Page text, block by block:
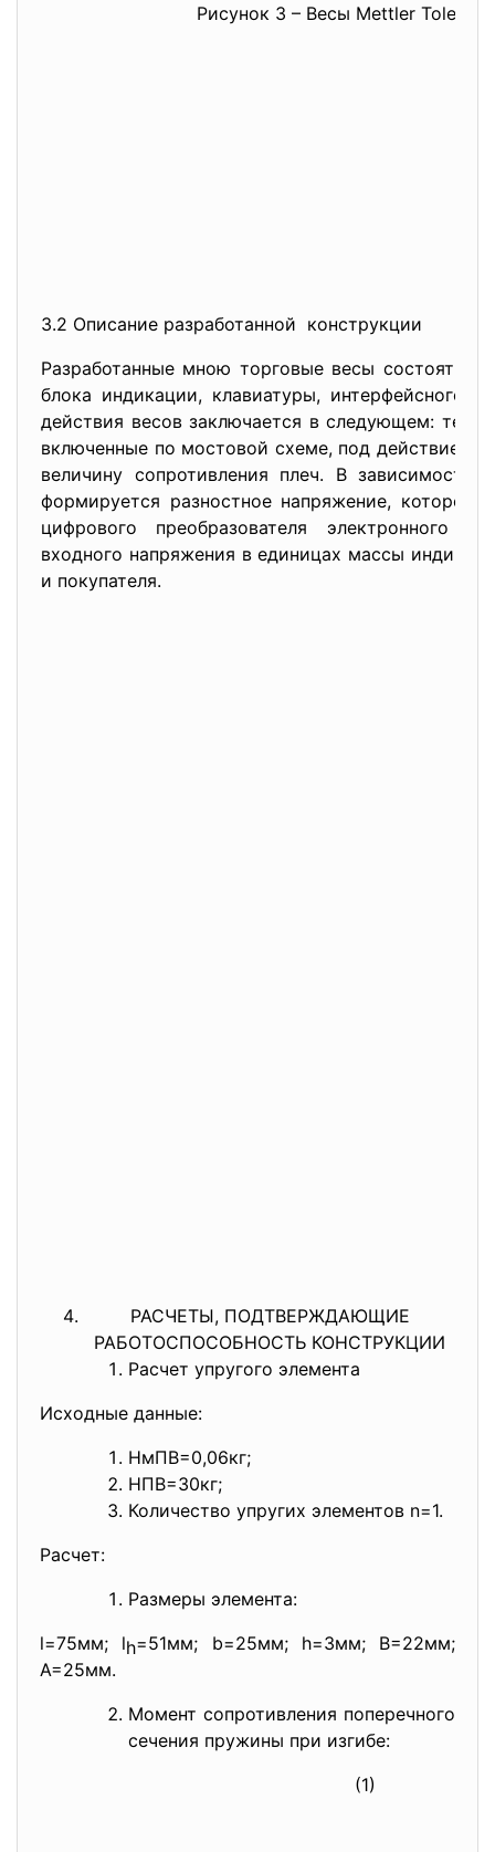
Рисунок 3 – Весы Mettler Toledo
3.2 Описание разработанной конструкции
Разработанные мною торговые весы состоят из
блока индикации, клавиатуры, интерфейсного
действия весов заключается в следующем:
включенные по мостовой схеме, под действием
величину сопротивления плеч. В зависимости
формируется разностное напряжение, которое
цифрового преобразователя электронного
входного напряжения в единицах массы
и покупателя.
РАСЧЕТЫ, ПОДТВЕРЖДАЮЩИЕ
РАБОТОСПОСОБНОСТЬ КОНСТРУКЦИИ
Расчет упругого элемента
Исходные данные:
НмПВ=0,06кг;
НПВ=30кг;
Количество упругих элементов n=1.
Расчет:
Размеры элемента:
l=75мм; lh=51мм; b=25мм; h=3мм; B=22мм;
А=25мм.
Момент сопротивления поперечного
сечения пружины при изгибе:
(1)